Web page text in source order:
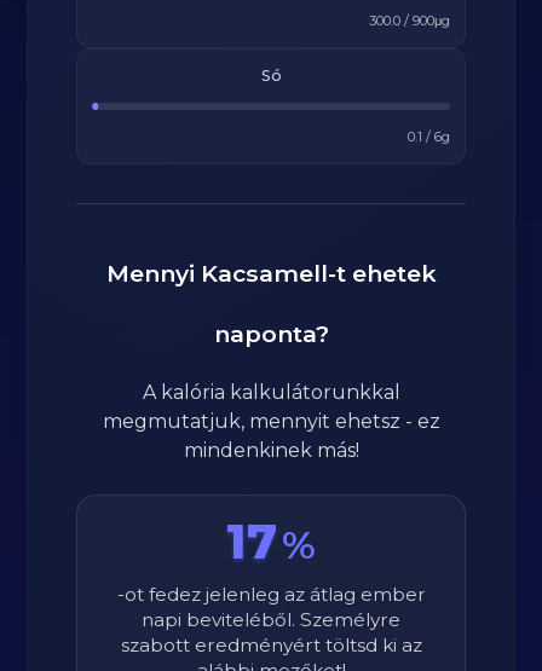
300.0/ 900μg
Só
0.1 / 6g
Mennyi Kacsamell-t ehetek
naponta?
A kalória kalkulátorunkkal
megmutatjuk, mennyit ehetsz - ez
mindenkinek más!
17%
-ot fedez jelenleg az átlag ember
napi beviteléből. Személyre
szabott eredményért töltsd ki az